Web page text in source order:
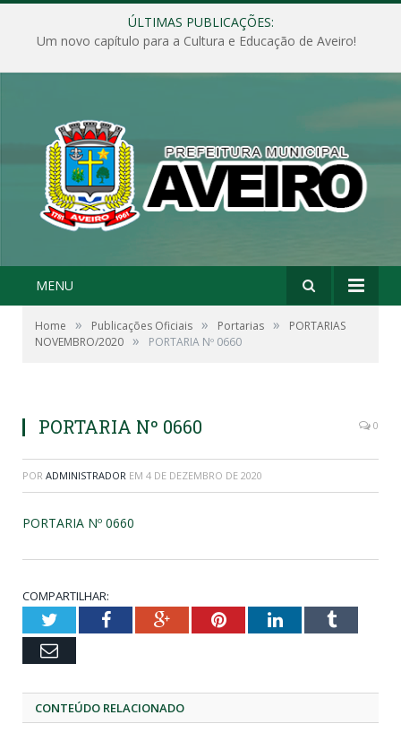
ÚLTIMAS PUBLICAÇÕES:
Um novo capítulo para a Cultura e Educação de Aveiro!
MENU
Home » Publicações Oficiais » Portarias »
PORTARIAS
NOVEMBRO/2020 » PORTARIA Nº 0660
PORTARIA Nº 0660 0
POR ADMINISTRADOR EM 4 DE DEZEMBRO DE 2020
PORTARIA Nº 0660
COMPARTILHAR:
TwitterFacebookGoogle+PinterestLinkedInTumblr
Email
CONTEÚDO RELACIONADO